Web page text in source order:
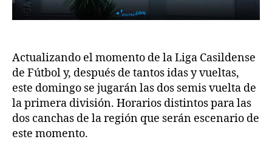
Actualizando el momento de la Liga Casildense
de Fútbol y, después de tantos idas y vueltas,
este domingo se jugarán las dos semis vuelta de
la primera división. Horarios distintos para las
dos canchas de la región que serán escenario de
este momento.